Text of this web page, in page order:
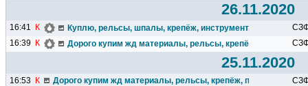
26.11.2020
16:41 К Куплю, рельсы, шпалы, крепёж, инструмент, любые жд
16:39 К Дорого купим жд материалы, рельсы, крепёж, путевой
25.11.2020
16:53 К Дорого купим жд материалы, рельсы, крепёж, путевой